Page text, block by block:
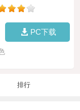
PC下载
排行